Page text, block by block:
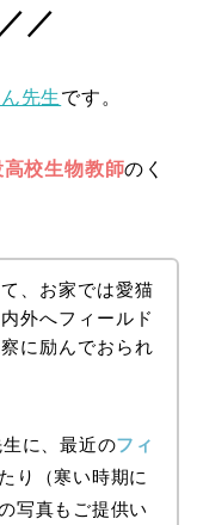
／
先生です。
校生物教師のく
、お家では愛猫
外へフィールド
に励んでおられ
に、最近のフィ
り（寒い時期に
写真もご提供い